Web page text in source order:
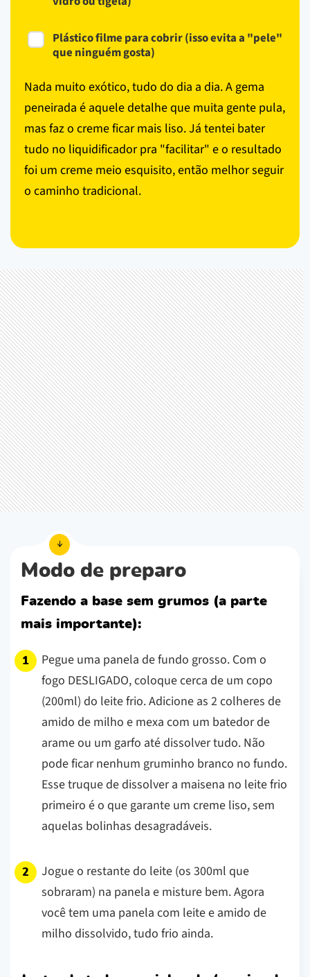
Plástico filme para cobrir (isso evita a "pele"
que ninguém gosta)
Nada muito exótico, tudo do dia a dia. A gema
peneirada é aquele detalhe que muita gente pula,
mas faz o creme ficar mais liso. Já tentei bater
tudo no liquidificador pra "facilitar" e o resultado
foi um creme meio esquisito, então melhor seguir
o caminho tradicional.
Modo de preparo
Fazendo a base sem grumos (a parte
mais importante):
Pegue uma panela de fundo grosso. Com o
fogo DESLIGADO, coloque cerca de um copo
(200ml) do leite frio. Adicione as 2 colheres de
amido de milho e mexa com um batedor de
arame ou um garfo até dissolver tudo. Não
pode ficar nenhum gruminho branco no fundo.
Esse truque de dissolver a maisena no leite frio
primeiro é o que garante um creme liso, sem
aquelas bolinhas desagradáveis.
Jogue o restante do leite (os 300ml que
sobraram) na panela e misture bem. Agora
você tem uma panela com leite e amido de
milho dissolvido, tudo frio ainda.